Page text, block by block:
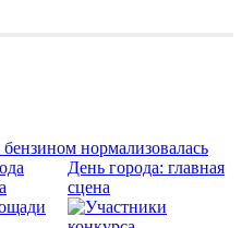
нормализовалась
День города: главная
сцена